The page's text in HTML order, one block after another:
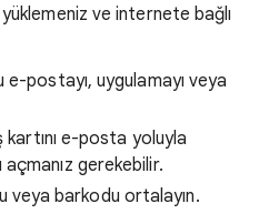
ve internete bağlı
e-postayı, uygulamayı veya
kartını e-posta yoluyla
açmanız gerekebilir.
veya barkodu ortalayın.